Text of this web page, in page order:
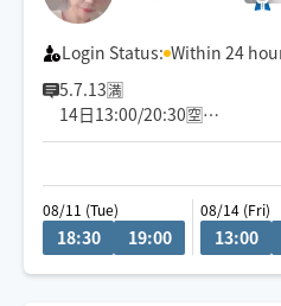
Login Status: Within 24
5.7.13🈵
14日13:00/20:30🈳
車移動になりますので道路
(ご予約時に駐車場の有無の
🌿‬60分コースはエリア限定
08/11 (Tue)
18:30 19:00
08/14 (Fri)
13:00